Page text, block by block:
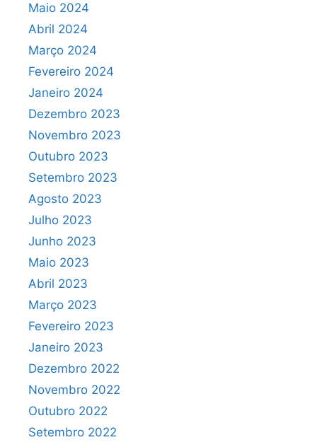
Maio 2024
Abril 2024
Março 2024
Fevereiro 2024
Janeiro 2024
Dezembro 2023
Novembro 2023
Outubro 2023
Setembro 2023
Agosto 2023
Julho 2023
Junho 2023
Maio 2023
Abril 2023
Março 2023
Fevereiro 2023
Janeiro 2023
Dezembro 2022
Novembro 2022
Outubro 2022
Setembro 2022